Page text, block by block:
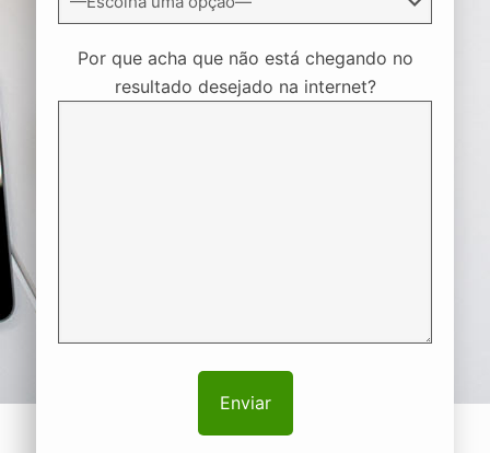
Por que acha que não está chegando no
resultado desejado na internet?